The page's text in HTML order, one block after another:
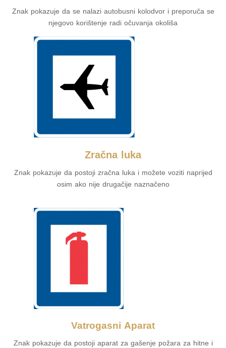
Znak pokazuje da se nalazi autobusni kolodvor i preporuča se
njegovo korištenje radi očuvanja okoliša
Zračna luka
Znak pokazuje da postoji zračna luka i možete voziti naprijed
osim ako nije drugačije naznačeno
Vatrogasni Aparat
Znak pokazuje da postoji aparat za gašenje požara za hitne i